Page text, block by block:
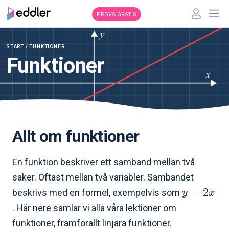
PROVA GRATIS
START / FUNKTIONER
Funktioner
Allt om funktioner
En funktion beskriver ett samband mellan två
saker. Oftast mellan två variabler. Sambandet
beskrivs med en formel, exempelvis som y = 2x
. Här nere samlar vi alla våra lektioner om
funktioner, framförallt linjära funktioner.